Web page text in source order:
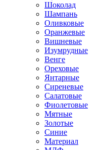
Шоколад
Шампань
Оливковые
Оранжевые
Вишневые
Изумрудные
Венге
Ореховые
Янтарные
Сиреневые
Салатовые
Фиолетовые
Мятные
Золотые
Синие
Материал